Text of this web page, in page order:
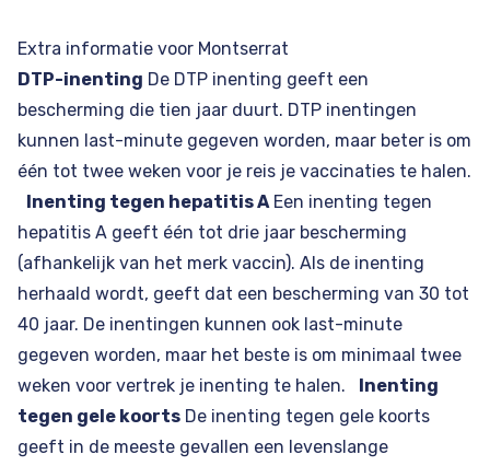
Extra informatie voor Montserrat
DTP-inenting De DTP inenting geeft een
bescherming die tien jaar duurt. DTP inentingen
kunnen last-minute gegeven worden, maar beter is om
één tot twee weken voor je reis je vaccinaties te halen.
Inenting tegen hepatitis AEen inenting tegen
hepatitis A geeft één tot drie jaar bescherming
(afhankelijk van het merk vaccin). Als de inenting
herhaald wordt, geeft dat een bescherming van 30 tot
40 jaar. De inentingen kunnen ook last-minute
gegeven worden, maar het beste is om minimaal twee
weken voor vertrek je inenting te halen.
Inenting
tegen gele koorts De inenting tegen gele koorts
geeft in de meeste gevallen een levenslange